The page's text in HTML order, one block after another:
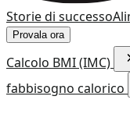
Storie di successo
Provala ora
Calcolo BMI (IMC)
fabbisogno calorico